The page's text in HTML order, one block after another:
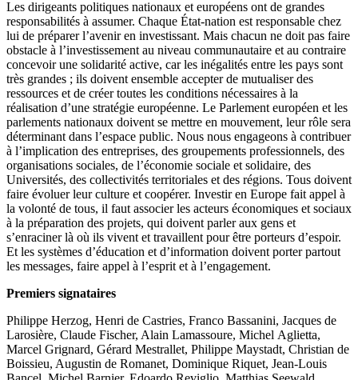
Les dirigeants politiques nationaux et européens ont de grandes
responsabilités à assumer. Chaque État-nation est responsable chez
lui de préparer l’avenir en investissant. Mais chacun ne doit pas faire
obstacle à l’investissement au niveau communautaire et au contraire
concevoir une solidarité active, car les inégalités entre les pays sont
très grandes ; ils doivent ensemble accepter de mutualiser des
ressources et de créer toutes les conditions nécessaires à la
réalisation d’une stratégie européenne. Le Parlement européen et les
parlements nationaux doivent se mettre en mouvement, leur rôle sera
déterminant dans l’espace public. Nous nous engageons à contribuer
à l’implication des entreprises, des groupements professionnels, des
organisations sociales, de l’économie sociale et solidaire, des
Universités, des collectivités territoriales et des régions. Tous doivent
faire évoluer leur culture et coopérer. Investir en Europe fait appel à
la volonté de tous, il faut associer les acteurs économiques et sociaux
à la préparation des projets, qui doivent parler aux gens et
s’enraciner là où ils vivent et travaillent pour être porteurs d’espoir.
Et les systèmes d’éducation et d’information doivent porter partout
les messages, faire appel à l’esprit et à l’engagement.
Premiers signataires
Philippe Herzog, Henri de Castries, Franco Bassanini, Jacques de
Larosière, Claude Fischer, Alain Lamassoure, Michel Aglietta,
Marcel Grignard, Gérard Mestrallet, Philippe Maystadt, Christian de
Boissieu, Augustin de Romanet, Dominique Riquet, Jean-Louis